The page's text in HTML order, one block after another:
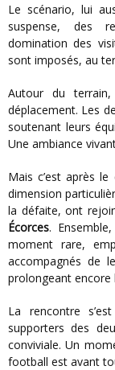
Le scénario, lui aussi, avait tout pour captiver : des buts, du
suspense, des
domination des
sont imposés, au
Autour du
déplacement. Les
soutenant leurs
Une ambiance
Mais c’est après le coup de sifflet final que la soirée a pris une
dimension
la défaite, ont
Écorces.
moment rare,
accompagnés de
prolongeant encore
La rencontre s’est ensuite prolongée autour d’un verre, où
supporters des
conviviale. Un
football est avant